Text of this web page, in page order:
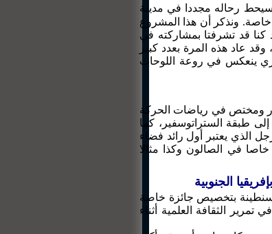
سيحط رحاله مجددا في مدينة
خاصة. ونذكر أن هذا المشروع
11 مشروعا آخر قائمة المشاريع المحورية للسنة العالمية للفلك 2009. وقد كنا قد تشرفتا بمشاركته في
عاد هذه المرة بعدد كبير
ينعكس في روعة اللوحات
ومختص في رياضات الحركة
منها رقم قياسي عربي لبلوغه ارتفاع 30 كلم وصولا إلى طبقة الستراتوسفير، كما
الذي يعتبر أول رائد فضاء
في الصالون وكذا مثالا
بتخصيص جائزة خاصة
الثقافة العلمية أثناء